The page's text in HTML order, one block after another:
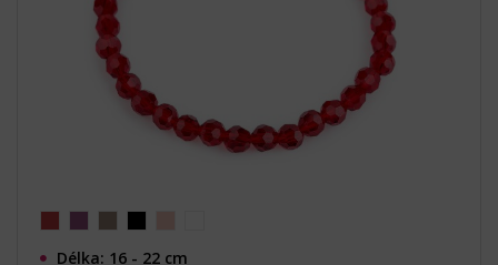
Délka: 16 - 22 cm